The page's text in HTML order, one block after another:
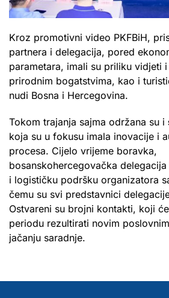
Kroz promotivni video PKFBiH,
partnera i delegacija, pored
parametara, imali su priliku vidjeti
prirodnim bogatstvima, kao i
nudi Bosna i Hercegovina.
Tokom trajanja sajma održana su i
koja su u fokusu imala inovacije i
procesa. Cijelo vrijeme boravka,
bosanskohercegovačka
i logističku podršku organizatora
čemu su svi predstavnici
Ostvareni su brojni kontakti, koji
periodu rezultirati novim
jačanju saradnje.